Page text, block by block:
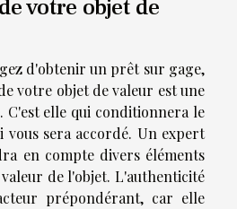
votre objet de
d'obtenir un prêt sur gage,
votre objet de valeur est une
C'est elle qui conditionnera le
sera accordé. Un expert
en compte divers éléments
de l'objet. L'authenticité
prépondérant, car elle